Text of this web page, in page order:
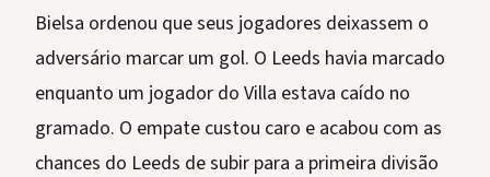
Bielsa ordenou que seus jogadores deixassem o
adversário marcar um gol. O Leeds havia marcado
enquanto um jogador do Villa estava caído no
gramado. O empate custou caro e acabou com as
chances do Leeds de subir para a primeira divisão